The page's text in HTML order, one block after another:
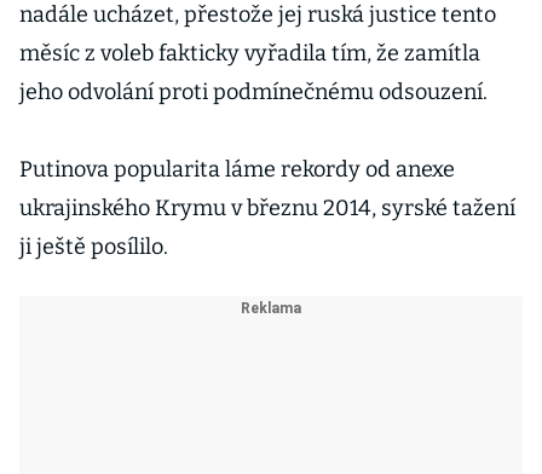
nadále ucházet, přestože jej ruská justice tento
měsíc z voleb fakticky vyřadila tím, že zamítla
jeho odvolání proti podmínečnému odsouzení.
Putinova popularita láme rekordy od anexe
ukrajinského Krymu v březnu 2014, syrské tažení
ji ještě posílilo.